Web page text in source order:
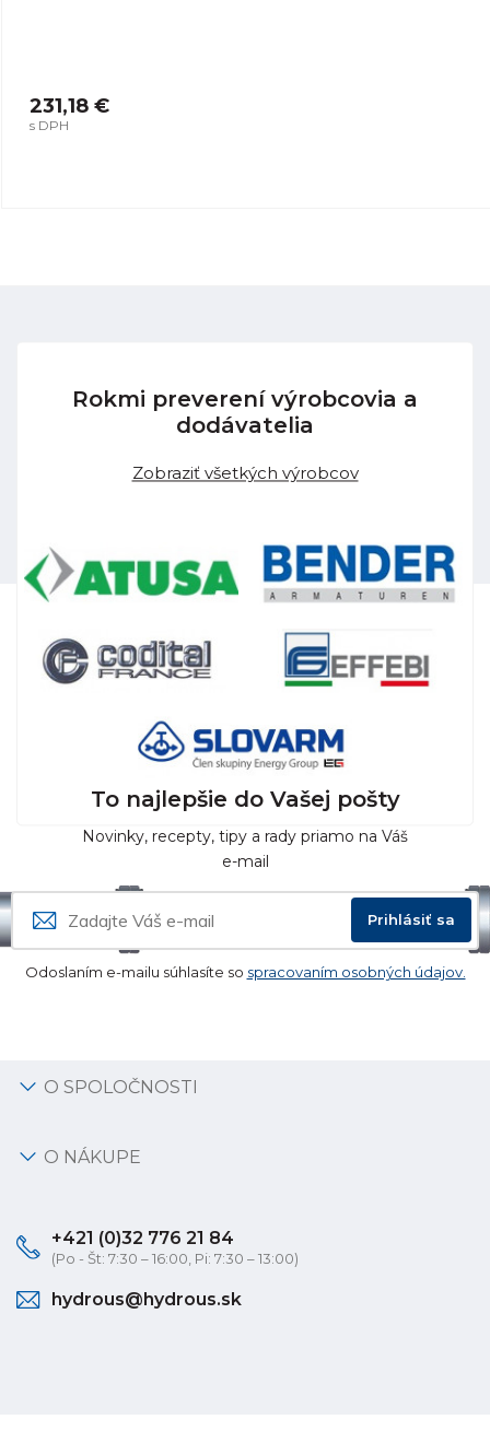
231,18 €
s DPH
Rokmi preverení výrobcovia a
dodávatelia
Zobraziť všetkých výrobcov
To najlepšie do Vašej pošty
Novinky, recepty, tipy a rady priamo na Váš
e-mail
Prihlásiť sa
Odoslaním e-mailu súhlasíte so spracovaním osobných údajov.
O SPOLOČNOSTI
O NÁKUPE
+421 (0)32 776 21 84
(Po - Št: 7:30 – 16:00, Pi: 7:30 – 13:00)
hydrous@hydrous.sk